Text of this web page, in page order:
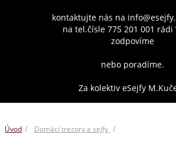
kontaktujte nás na
na tel.čísle 775 201 001 rádi
zodpovíme
nebo poradíme.
Za kolektiv eSejfy
Úvod Domácí trezory a sejfy